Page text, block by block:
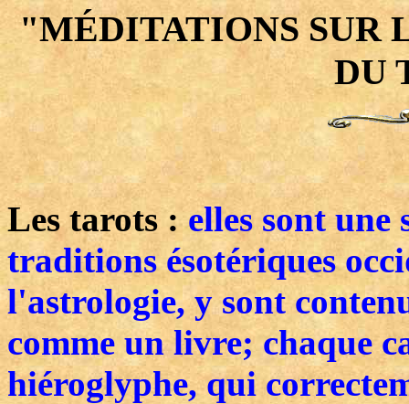
"MÉDITATIONS SUR
DU
Les tarots :elles sont une
traditions ésotériques
l'astrologie, y sont
comme un livre; chaque
hiéroglyphe, qui